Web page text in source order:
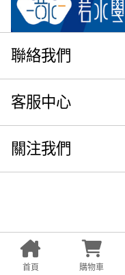
聯絡我們
客服中心
關注我們
首頁 購物車